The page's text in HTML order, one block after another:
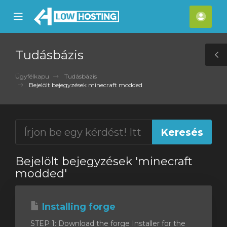
Mobile
Menu
Fiók
Tudásbázis
Ügyfélkapu
Tudásbázis
Bejelölt bejegyzések minecraft modded
Bejelölt bejegyzések 'minecraft
modded'
Installing forge
STEP 1: Download the forge Installer for the